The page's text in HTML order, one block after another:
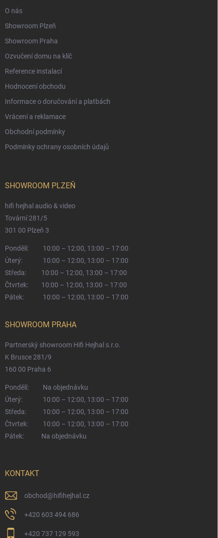
O nás
Showroom Plzeň
Showroom Praha
Ozvučení domu na klíč
Reference instalací
Hodnocení obchodu
Informace o doručování a platbách
Vrácení a reklamace
Obchodní podmínky
Podmínky ochrany osobních údajů
SHOWROOM PLZEŇ
hifi hejhal audio & video
Tovární 281/5
301 00 Plzeň 3
Pondělí:
10:00 – 12:00, 13:00 – 17:00
Úterý:
10:00 – 12:00, 13:00 – 17:00
Středa:
10:00 – 12:00, 13:00 – 17:00
Čtvrtek:
10:00 – 12:00, 13:00 – 17:00
Pátek:
10:00 – 12:00, 13:00 – 17:00
SHOWROOM PRAHA
Partnerský showroom Hifi Hejhal s.r.o.
K Brusce 281/9
160 00 Praha 6
Pondělí:
Na objednávku
Úterý:
10:00 – 12:00, 13:00 – 17:00
Středa:
10:00 – 12:00, 13:00 – 17:00
Čtvrtek:
10:00 – 12:00, 13:00 – 17:00
Pátek:
Na objednávku
KONTAKT
obchod@hifihejhal.cz
+420 603 494 686
+420 737 129 593